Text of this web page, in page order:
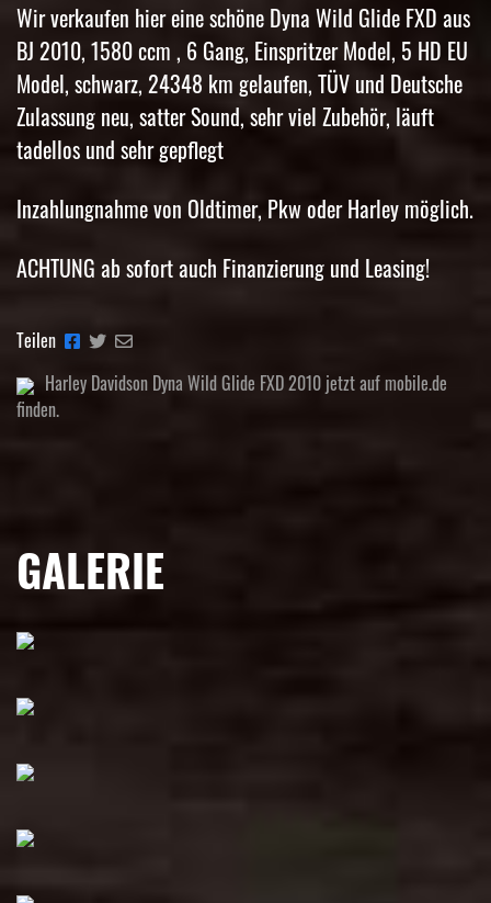
Wir verkaufen hier eine schöne Dyna Wild Glide FXD aus
BJ 2010, 1580 ccm , 6 Gang, Einspritzer Model, 5 HD EU
Model, schwarz, 24348 km gelaufen, TÜV und Deutsche
Zulassung neu, satter Sound, sehr viel Zubehör, läuft
tadellos und sehr gepflegt
Inzahlungnahme von Oldtimer, Pkw oder Harley möglich.
ACHTUNG ab sofort auch Finanzierung und Leasing!
Teilen
Harley Davidson Dyna Wild Glide FXD 2010 jetzt auf mobile.de
finden.
GALERIE